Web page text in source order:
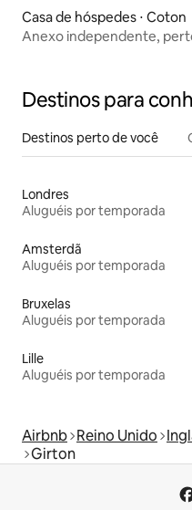
Casa de hóspedes ⋅ Coton
Anexo independente,
Destinos para
Destinos perto de você
Londres
Aluguéis por temporada
Amsterdã
Aluguéis por temporada
Bruxelas
Aluguéis por temporada
Lille
Aluguéis por temporada
Airbnb Reino Unido
Girton